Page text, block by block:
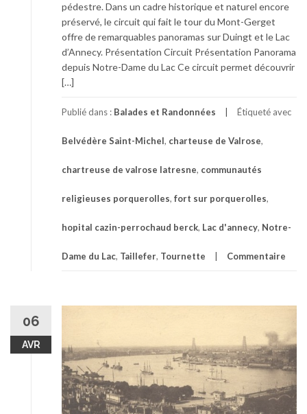
pédestre. Dans un cadre historique et naturel encore
préservé, le circuit qui fait le tour du Mont-Gerget
offre de remarquables panoramas sur Duingt et le Lac
d’Annecy. Présentation Circuit Présentation Panorama
depuis Notre-Dame du Lac Ce circuit permet découvrir
[…]
Publié dans : Balades et Randonnées Étiqueté avec
Belvédère Saint-Michel, charteuse de Valrose,
chartreuse de valrose latresne, communautés
religieuses porquerolles, fort sur porquerolles,
hopital cazin-perrochaud berck, Lac d'annecy, Notre-
Dame du Lac, Taillefer, Tournette Commentaire
06
AVR